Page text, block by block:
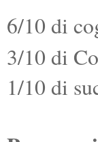
6/10 di
3/10 di
1/10 di